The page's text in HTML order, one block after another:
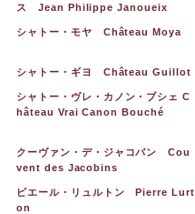
ス Jean Philippe Janoueix
シャトー・モヤ Château Moya
シャトー・ギヨ Château Guillot
シャトー・ヴレ・カノン・ブシェ C
hâteau Vrai Canon Bouché
クーヴァン・デ・ジャコバン Cou
vent des Jacobins
ピエール・リュルトン Pierre Lurt
on